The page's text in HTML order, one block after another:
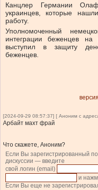
Канцлер Германии
украинцев, которые
работу.
Уполномоченный
интеграции беженцев
выступил в защиту
беженцев.
[2024-09-29 08:57:37] [ Аноним с
Арбайт махт фрай
Что скажете, Аноним?
Если Вы зарегистрированный
дискуссии — введите
свой логин (email)
и
Если Вы еще не